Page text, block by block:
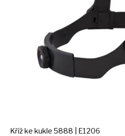
Kříž ke kukle 5888 | E1206